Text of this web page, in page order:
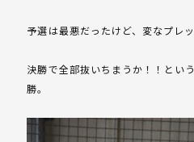
予選は最悪だったけど、変なプレ
決勝で全部抜いちまうか！！とい
勝。